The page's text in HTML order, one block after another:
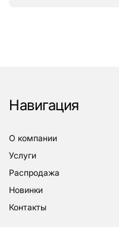
Навигация
о компании
услуги
распродажа
новинки
контакты